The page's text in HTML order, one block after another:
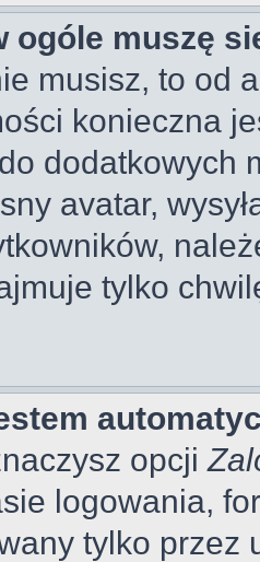
ogóle muszę
musisz, to od
konieczna
dodatkowych
avatar,
tylko
opcji
logowania,
tylko przez